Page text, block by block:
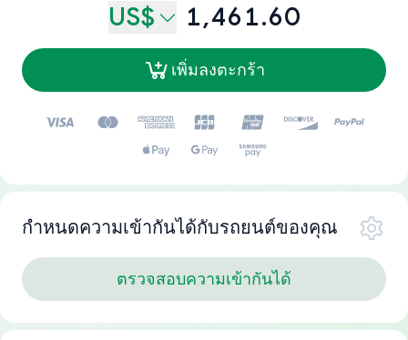
US$ 1,461.60
เพิ่มลงตะกร้า
กำหนดความเข้ากันได้กับรถยนต์ของคุณ
ตรวจสอบความเข้ากันได้